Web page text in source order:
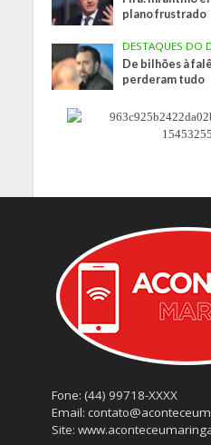
plano frustrado
DESTAQUES DO
De bilhões à
perderam tudo
Fone: (44) 99718-XXXX
Email:
Site: